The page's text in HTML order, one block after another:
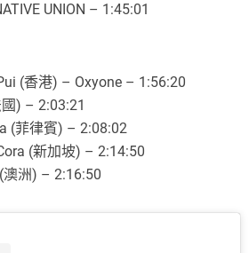
UNION – 1:45:01
(香港) – Oxyone – 1:56:20
) – 2:03:21
(菲律賓) – 2:08:02
(新加坡) – 2:14:50
洲) – 2:16:50